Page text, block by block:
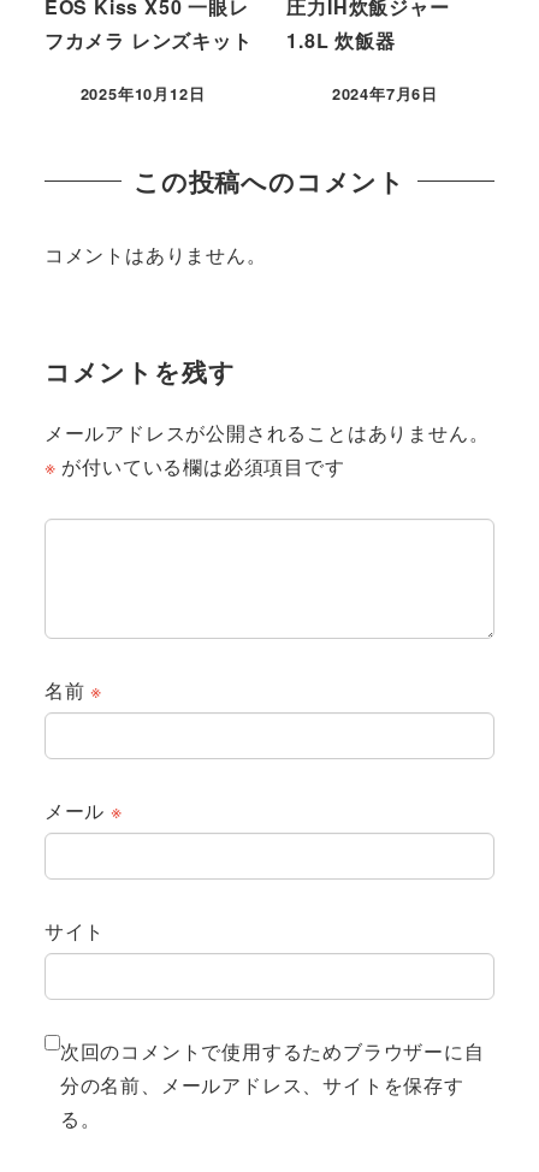
EOS Kiss X50 一眼レ
フカメラ レンズキット
2025年10月12日
圧力IH炊飯ジャー
1.8L 炊飯器
2024年7月6日
この投稿へのコメント
コメントはありません。
コメントを残す
メールアドレスが公開されることはありません。
※ が付いている欄は必須項目です
名前※
メール ※
サイト
次回のコメントで使用するためブラウザーに自
分の名前、メールアドレス、サイトを保存す
る。